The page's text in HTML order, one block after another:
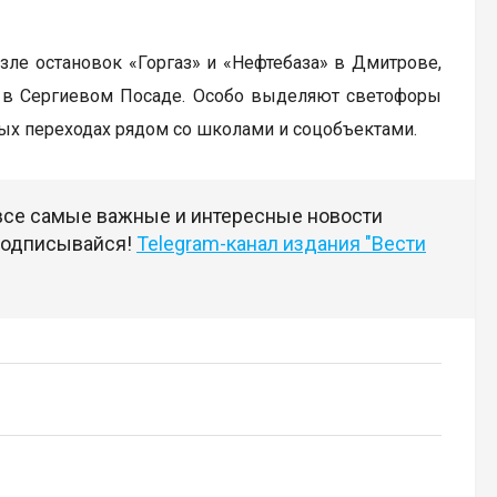
остановок «Горгаз» и «Нефтебаза» в Дмитрове,
Сергиевом Посаде. Особо выделяют светофоры
переходах рядом со школами и соцобъектами.
самые важные и интересные новости
Telegram-канал издания "Вести